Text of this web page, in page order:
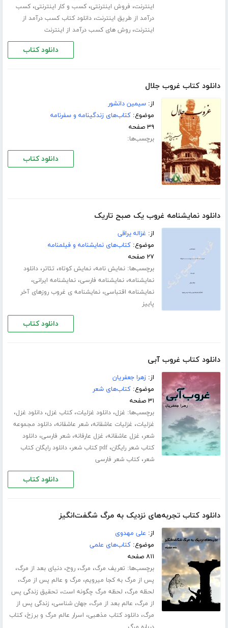
اینترنت، فروش اینترنتی،کسب و کار اینترنتی،کسب
درآمد از طریق اینترنت،دانلود کتاب کسب درآمد از
اینترنت،روش های کسب درآمد از اینترنت
دانلود کتاب
دانلود کتاب غروب جلال
از:سیمین دانشور
موضوع:کتاب‌های زندگینامه و سفرنامه
۳۹ صفحه
برچسب‌ها:
دانلود کتاب
دانلود نمایشنامه غروب یک صبح تاریک
از: غزاله یراقی
موضوع:کتاب‌های نمایشنامه و فیلمنامه
۲۷ صفحه
برچسب‌ها:نمایش نامه،نمایش کوتاه، تئاتر،دانلود
نمایشنامه،نمایشنامه فارسی،نمایشنامه ایرانی،
نمایشنامه اقتباسی،نمایشنامه ی غروب روزهای آخر
پاییز
دانلود کتاب
دانلود کتاب غروب آبی
از:زهرا جعفریان
موضوع:کتاب‌های شعر
۳۱ صفحه
برچسب‌ها: غزل،دانلود غزلیات،کتاب غزل،دانلود غزل،
غزلیات، غزلیات عاشقانه،شعر عاشقانه،دانلود مجموعه
شعر، غزل عاشقانه، غزل عارفانه،شعر فارسی،دانلود
کتاب شعر رایگان،pdf کتاب شعر ،دانلود رایگان کتاب
شعر،کتاب شعر فارسی
دانلود کتاب
دانلود کتاب تجربه‌های نزدیک به مرگ شگفت‌انگیز
از: علی مهدوی
موضوع:کتاب‌های علمی
۸۱۱ صفحه
برچسب‌ها: تعریف مرگ، مرگ،روح،دنیای بعد از مرگ،
پس از مرگ به کجا میرویم، مرگ و عالم پس از مرگ،
لحظه مرگ، لحظه مرگ چگونه است، تحقیق زندگی پس
از مرگ، عالم بعد از مرگ، جهان شناسی، زندگی پس از
مرگ،دانلود کتاب مذهبی، اسرار عالم مرگ و برزخ،کتاب